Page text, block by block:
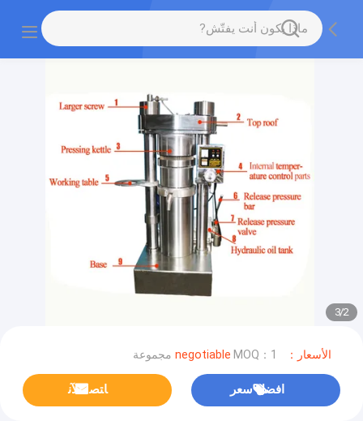
2
/
3
الأسعار：negotiable MOQ：1 مجموعة
افضل سعر ﺎﺘﺼﻟ ﺍﻶﻧ